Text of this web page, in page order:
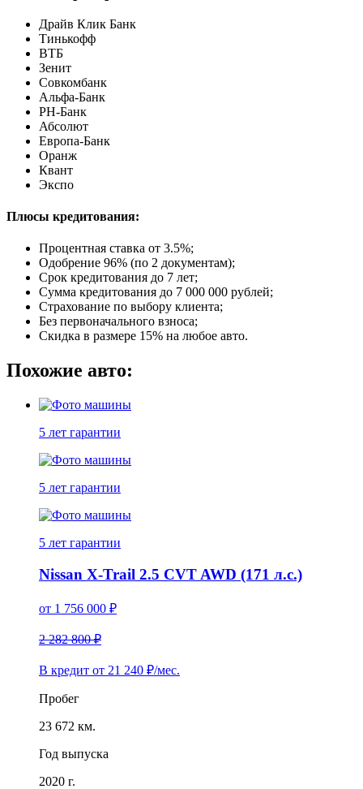
Драйв Клик Банк
Тинькофф
ВТБ
Зенит
Совкомбанк
Альфа-Банк
РН-Банк
Абсолют
Европа-Банк
Оранж
Квант
Экспо
Плюсы кредитования:
Процентная ставка от 3.5%;
Одобрение 96% (по 2 документам);
Срок кредитования до 7 лет;
Сумма кредитования до 7 000 000 рублей;
Страхование по выбору клиента;
Без первоначального взноса;
Скидка в размере 15% на любое авто.
Похожие авто:
5 лет гарантии
5 лет гарантии
5 лет гарантии
Nissan X-Trail 2.5 CVT AWD (171 л.с.)
от 1 756 000 ₽
2 282 800 ₽
В кредит от 21 240 ₽/мес.
Пробег
23 672 км.
Год выпуска
2020 г.